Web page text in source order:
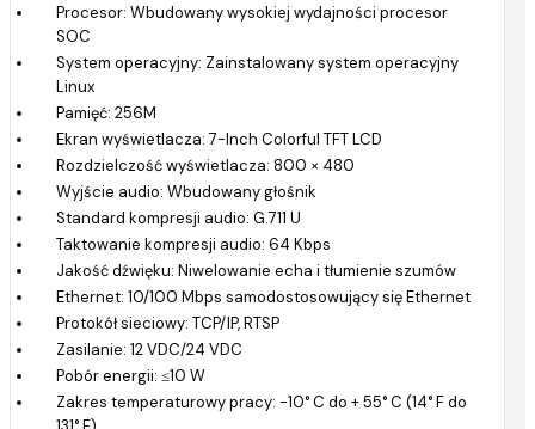
Procesor: Wbudowany wysokiej wydajności procesor
SOC
System operacyjny: Zainstalowany system operacyjny
Linux
Pamięć: 256M
Ekran wyświetlacza: 7-Inch Colorful TFT LCD
Rozdzielczość wyświetlacza: 800 × 480
Wyjście audio: Wbudowany głośnik
Standard kompresji audio: G.711 U
Taktowanie kompresji audio: 64 Kbps
Jakość dźwięku: Niwelowanie echa i tłumienie szumów
Ethernet: 10/100 Mbps samodostosowujący się Ethernet
Protokół sieciowy: TCP/IP, RTSP
Zasilanie: 12 VDC/24 VDC
Pobór energii: ≤10 W
Zakres temperaturowy pracy: -10° C do + 55° C (14° F do